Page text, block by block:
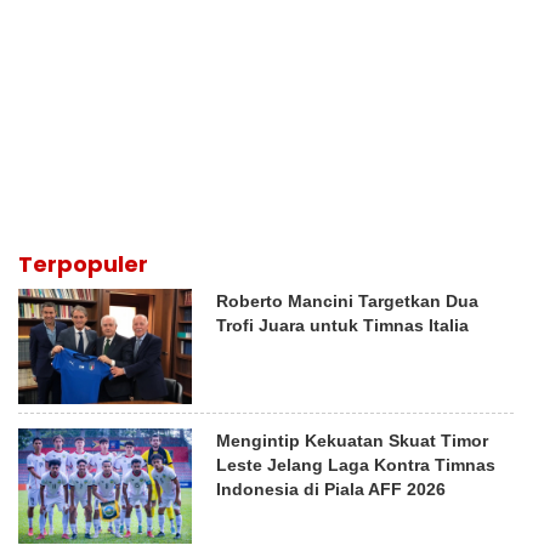
Terpopuler
Roberto Mancini Targetkan Dua
Trofi Juara untuk Timnas Italia
Mengintip Kekuatan Skuat Timor
Leste Jelang Laga Kontra Timnas
Indonesia di Piala AFF 2026